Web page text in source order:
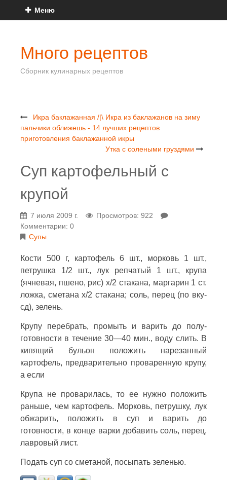
Меню
Много рецептов
Сборник кулинарных рецептов
Икра баклажанная /|\ Икра из баклажанов на зиму
пальчики оближешь - 14 лучших рецептов
приготовления баклажанной икры
Утка с солеными груздями
Суп картофельный с
крупой
7 июля 2009 г.
Просмотров: 922
Комментарии: 0
Супы
Кости 500 г, картофель 6 шт., морковь 1 шт.,
петрушка 1/2 шт., лук репчатый 1 шт., крупа
(ячневая, пшено, рис) х/2 стакана, маргарин 1 ст.
ложка, сметана х/2 стакана; соль, перец (по вку-
сд), зелень.
Крупу перебрать, промыть и варить до полу-
готовности в течение 30—40 мин., воду слить. В
кипящий бульон положить нарезанный
картофель, предварительно проваренную крупу,
а если
Крупа не проварилась, то ее нужно положить
раньше, чем картофель. Морковь, петрушку, лук
обжарить, положить в суп и варить до
готовности, в конце варки добавить соль, перец,
лавровый лист.
Подать суп со сметаной, посыпать зеленью.